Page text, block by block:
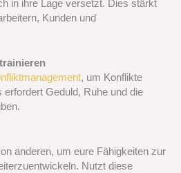
in ihre Lage versetzt. Dies stärkt
Kunden und
, um Konflikte
Geduld, Ruhe und die
anderen, um eure Fähigkeiten zur
Nutzt diese